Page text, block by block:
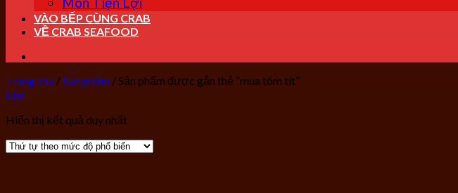
VÀO BẾP CÙNG CRAB
VỀ CRAB SEAFOOD
Trang chủ /Sản phẩm /Sản phẩm được gắn thẻ “mua tôm tít”
Lọc
Hiển thị kết quả duy nhất